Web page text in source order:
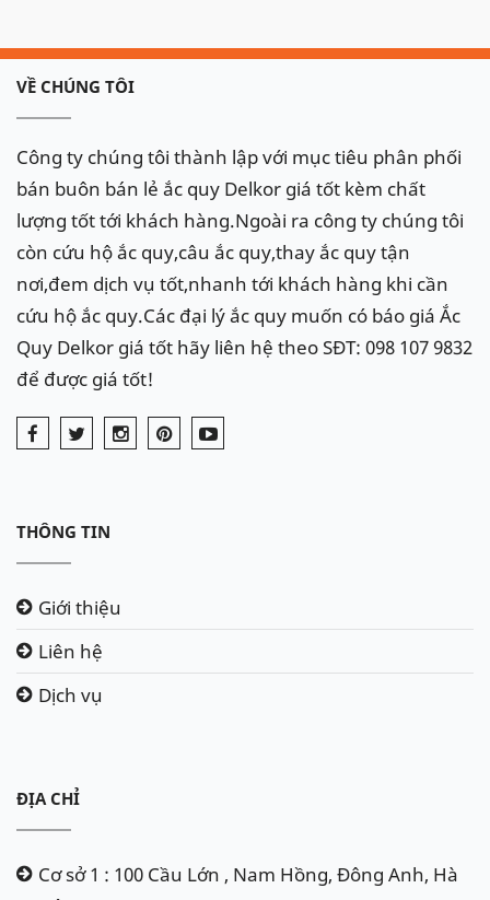
VỀ CHÚNG TÔI
Công ty chúng tôi thành lập với mục tiêu phân phối
bán buôn bán lẻ ắc quy Delkor giá tốt kèm chất
lượng tốt tới khách hàng.Ngoài ra công ty chúng tôi
còn cứu hộ ắc quy,câu ắc quy,thay ắc quy tận
nơi,đem dịch vụ tốt,nhanh tới khách hàng khi cần
cứu hộ ắc quy.Các đại lý ắc quy muốn có báo giá Ắc
Quy Delkor giá tốt hãy liên hệ theo SĐT: 098 107 9832
để được giá tốt!
THÔNG TIN
Giới thiệu
Liên hệ
Dịch vụ
ĐỊA CHỈ
Cơ sở 1 : 100 Cầu Lớn , Nam Hồng, Đông Anh, Hà